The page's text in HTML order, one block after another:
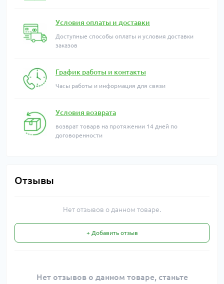
Условия оплаты и доставки
Доступные способы оплаты и условия доставки
заказов
График работы и контакты
Часы работы и информация для связи
Условия возврата
возврат товарв на протяжении 14 дней по
договоренности
Отзывы
Нет отзывов о данном товаре.
+ Добавить отзыв
Нет отзывов о данном товаре, станьте